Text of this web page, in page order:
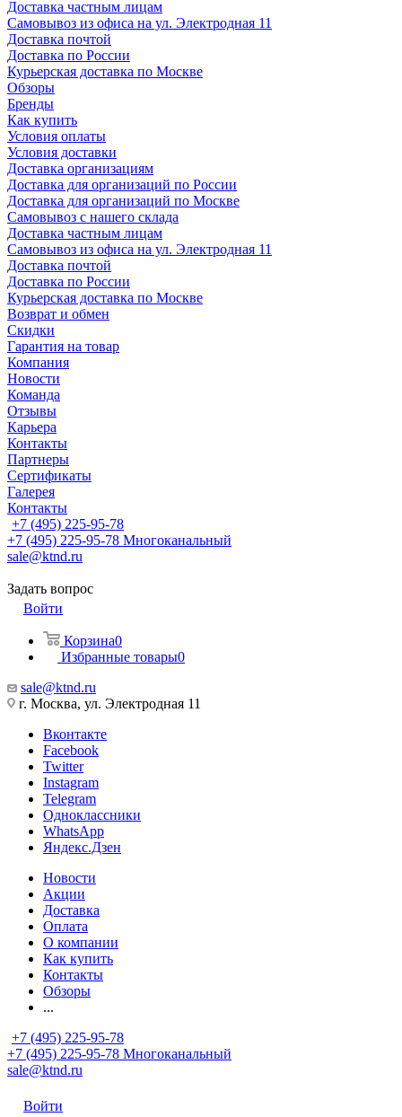
Доставка частным лицам
Самовывоз из офиса на ул. Электродная 11
Доставка почтой
Доставка по России
Курьерская доставка по Москве
Обзоры
Бренды
Как купить
Условия оплаты
Условия доставки
Доставка организациям
Доставка для организаций по России
Доставка для организаций по Москве
Самовывоз с нашего склада
Доставка частным лицам
Самовывоз из офиса на ул. Электродная 11
Доставка почтой
Доставка по России
Курьерская доставка по Москве
Возврат и обмен
Скидки
Гарантия на товар
Компания
Новости
Команда
Отзывы
Карьера
Контакты
Партнеры
Сертификаты
Галерея
Контакты
+7 (495) 225-95-78
+7 (495) 225-95-78 Многоканальный
sale@ktnd.ru
Задать вопрос
Войти
Корзина0
Избранные товары0
sale@ktnd.ru
г. Москва, ул. Электродная 11
Вконтакте
Facebook
Twitter
Instagram
Telegram
Одноклассники
WhatsApp
Яндекс.Дзен
Новости
Акции
Доставка
Оплата
О компании
Как купить
Контакты
Обзоры
...
+7 (495) 225-95-78
+7 (495) 225-95-78 Многоканальный
sale@ktnd.ru
Войти